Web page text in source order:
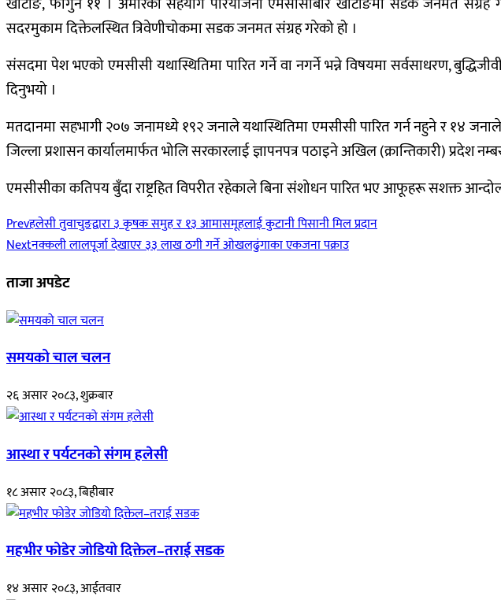
सदरमुकाम दिक्तेलस्थित त्रिवेणीचोकमा सडक जनमत संग्रह गरेको हो ।
संसदमा पेश भएको एमसीसी यथास्थितिमा पारित गर्ने वा नगर्ने भन्ने विषयमा सर्वसाधरण,
दिनुभयो ।
मतदानमा सहभागी २०७ जनामध्ये १९२ जनाले यथास्थितिमा एमसीसी पारित गर्न नहुने र १४
जिल्ला प्रशासन कार्यालमार्फत भोलि सरकारलाई ज्ञापनपत्र पठाइने अखिल (क्रान्तिकारी)
एमसीसीका कतिपय बुँदा राष्ट्रहित विपरीत रहेकाले बिना संशोधन पारित भए आफूहरू सशक्त
Prevहलेसी तुवाचुङद्वारा ३ कृषक समुह र १३ आमासमूहलाई कुटानी पिसानी मिल प्रदान
Nextनक्कली लालपूर्जा देखाएर ३३ लाख ठगी गर्ने ओखलढुंगाका एकजना पक्राउ
ताजा अपडेट
समयको चाल चलन
२६ असार २०८३, शुक्रबार
आस्था र पर्यटनको संगम हलेसी
१८ असार २०८३, बिहीबार
महभीर फोडेर जोडियो दिक्तेल–तराई सडक
१४ असार २०८३, आईतवार